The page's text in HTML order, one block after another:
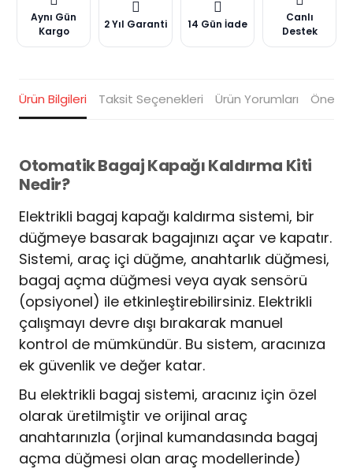
Aynı Gün
Kargo
2 Yıl Garanti 14 Gün İade
Canlı
Destek
Ürün Bilgileri Taksit Seçenekleri Ürün Yorumları
Otomatik Bagaj Kapağı Kaldırma Kiti
Nedir?
Elektrikli bagaj kapağı kaldırma sistemi, bir
düğmeye basarak bagajınızı açar ve kapatır.
Sistemi, araç içi düğme, anahtarlık düğmesi,
bagaj açma düğmesi veya ayak sensörü
(opsiyonel) ile etkinleştirebilirsiniz. Elektrikli
çalışmayı devre dışı bırakarak manuel
kontrol de mümkündür. Bu sistem, aracınıza
ek güvenlik ve değer katar.
Bu elektrikli bagaj sistemi, aracınız için özel
olarak üretilmiştir ve orijinal araç
anahtarınızla (orjinal kumandasında bagaj
açma düğmesi olan araç modellerinde)